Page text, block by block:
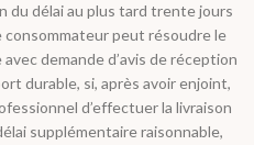
du délai au plus tard trente jours
consommateur peut résoudre le
demande d’avis de réception
durable, si, après avoir enjoint,
d’effectuer la livraison
supplémentaire raisonnable,